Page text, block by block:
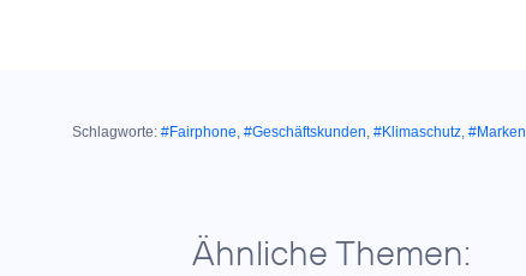
Schlagworte: #Fairphone, #Geschäftskunden, #Klimaschutz, #Marken
Ähnliche Themen: